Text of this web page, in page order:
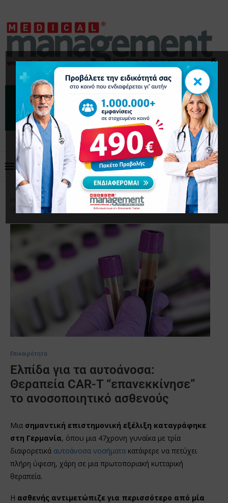
Home Επικαιρότητα
Ελπίδα για τα αυτοάνοσα:
Θεραπεία CAR-T “επανεκκίνησε” το ανοσοποιητικό ασθενούς
Επικαιρότητα
Ελπίδα για τα αυτοάνοσα:
Θεραπεία CAR-T “επανεκκίνησε”
το ανοσοποιητικό ασθενούς
Μια σημαντική επιστημονική εξέλιξη καταγράφηκε
στη Γερμανία, όπου μια 47χρονη γυναίκα με τρία
διαφορετικά αυτοάνοσα νοσήματα κατάφερε να πετύχει
πλήρη ύφεση, χάρη σε μια πρωτοποριακή κυτταρική
θεραπεία.
Η ασθενής αντιμετώπιζε για περισσότερο από μία
×
×